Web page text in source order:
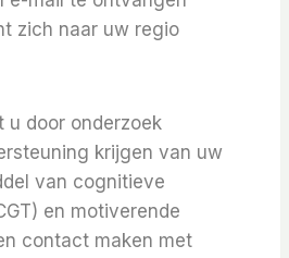
zich naar uw regio
u door onderzoek
krijgen van uw
van cognitieve
en motiverende
contact maken met